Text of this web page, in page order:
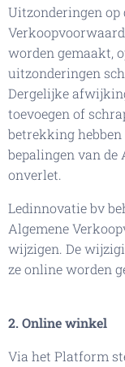
Uitzonderingen op
worden gemaakt,
uitzonderingen
Dergelijke
toevoegen of
betrekking hebben
bepalingen van de
onverlet.
Ledinnovatie bv
Algemene
wijzigen. De
ze online worden
2. Online winkel
Via het Platform